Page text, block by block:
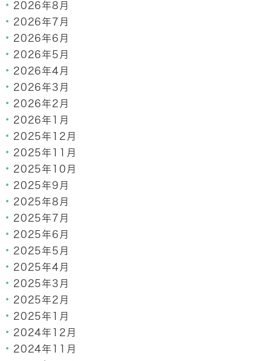
2026年8月
2026年7月
2026年6月
2026年5月
2026年4月
2026年3月
2026年2月
2026年1月
2025年12月
2025年11月
2025年10月
2025年9月
2025年8月
2025年7月
2025年6月
2025年5月
2025年4月
2025年3月
2025年2月
2025年1月
2024年12月
2024年11月